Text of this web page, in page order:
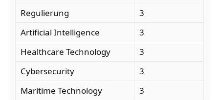
Regulierung
3
Artificial Intelligence
3
Healthcare Technology
3
Cybersecurity
3
Maritime Technology
3